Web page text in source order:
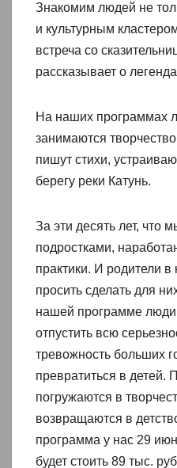
Знакомим людей не
и культурным
встреча со
рассказывает о
На наших программах
занимаются
пишут стихи,
берегу реки Катунь.
За эти десять лет, что
подростками,
практики. И родители в
просить сделать для
нашей программе люди
отпустить всю
тревожность больших
превратиться в детей.
погружаются в
возвращаются в
программа у нас 29
будет стоить 89 тыс.